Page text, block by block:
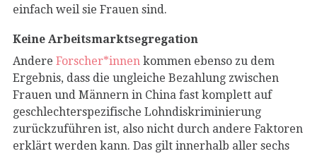
einfach weil sie Frauen sind.
Keine Arbeitsmarktsegregation
Andere Forscher*innen kommen ebenso zu dem
Ergebnis, dass die ungleiche Bezahlung zwischen
Frauen und Männern in China fast komplett auf
geschlechterspezifische Lohndiskriminierung
zurückzuführen ist, also nicht durch andere Faktoren
erklärt werden kann. Das gilt innerhalb aller sechs